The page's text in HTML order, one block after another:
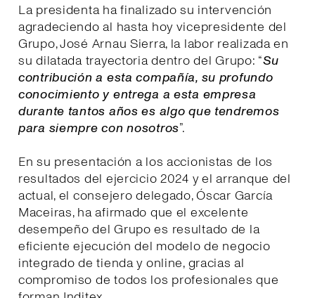
La presidenta ha finalizado su intervención
agradeciendo al hasta hoy vicepresidente del
Grupo, José Arnau Sierra, la labor realizada en
su dilatada trayectoria dentro del Grupo: “Su
contribución a esta compañía, su profundo
conocimiento y entrega a esta empresa
durante tantos años es algo que tendremos
para siempre con nosotros”.
En su presentación a los accionistas de los
resultados del ejercicio 2024 y el arranque del
actual, el consejero delegado, Óscar García
Maceiras, ha afirmado que el excelente
desempeño del Grupo es resultado de la
eficiente ejecución del modelo de negocio
integrado de tienda y online, gracias al
compromiso de todos los profesionales que